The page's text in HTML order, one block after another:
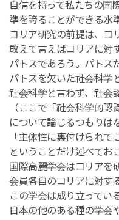
自信を持って私たちの国
準を誇ることができる水
コリア研究の前提は、コ
敢えて言えばコリアに対
パトスであろう。パトス
パトスを欠いた社会科学
社会科学と言わず、社会
（ここで「社会科学的認
について論じるつもりは
「主体性に裏付けられて
ということだけ述べてお
国際高麗学会はコリアを
会員各自のコリアに対す
この学会は成り立っている
日本の他のある種の学会